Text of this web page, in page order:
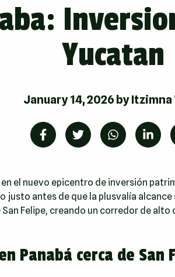
Yucatan
January 14, 2026 byItzimna
el nuevo epicentro de inversión
justo antes de que la plusvalía
Felipe, creando un corredor de
Panabá cerca de San